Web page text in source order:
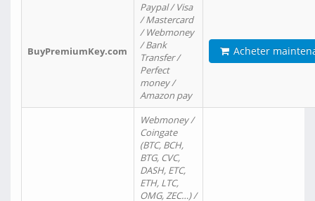
BuyPremiumKey.com
Paypal / Visa
/ Mastercard
/ Webmoney
/ Bank
Transfer /
Perfect
money /
Amazon pay
Acheter
Webmoney /
Coingate
(BTC, BCH,
BTG, CVC,
DASH, ETC,
ETH, LTC,
OMG, ZEC…) /